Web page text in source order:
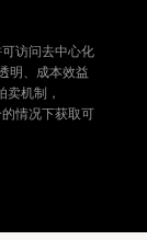
访问去中心化
明、成本效益
机制，
情况下获取可